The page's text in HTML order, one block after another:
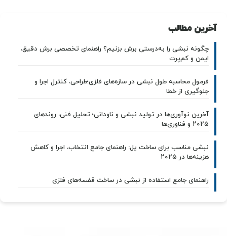
آخرین مطالب
چگونه نبشی را به‌درستی برش بزنیم؟ راهنمای تخصصی برش دقیق،
ایمن و کم‌پرت
فرمول محاسبه طول نبشی در سازه‌های فلزی؛طراحی، کنترل اجرا و
جلوگیری از خطا
آخرین نوآوری‌ها در تولید نبشی و ناودانی؛ تحلیل فنی، روندهای
۲۰۲۵ و فناوری‌ها
نبشی مناسب برای ساخت پل: راهنمای جامع انتخاب، اجرا و کاهش
هزینه‌ها در ۲۰۲۵
راهنمای جامع استفاده از نبشی در ساخت قفسه‌های فلزی